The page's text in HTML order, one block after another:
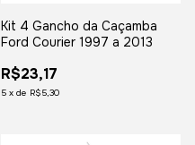
Kit 4 Gancho da Caçamba
Ford Courier 1997 a 2013
R$23,17
5 x de R$5,30